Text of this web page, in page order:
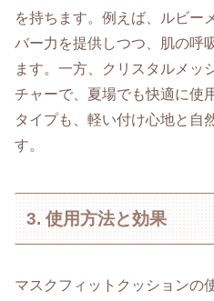
を持ちます。例えば、ルビー
バー力を提供しつつ、肌の呼
ます。一方、クリスタルメッ
チャーで、夏場でも快適に使
タイプも、軽い付け心地と自
す。
3. 使用方法と効果
マスクフィットクッションの